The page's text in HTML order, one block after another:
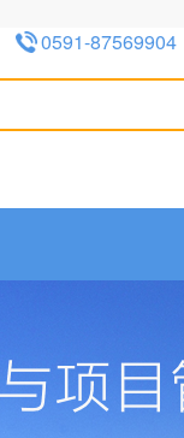
0591-87569904